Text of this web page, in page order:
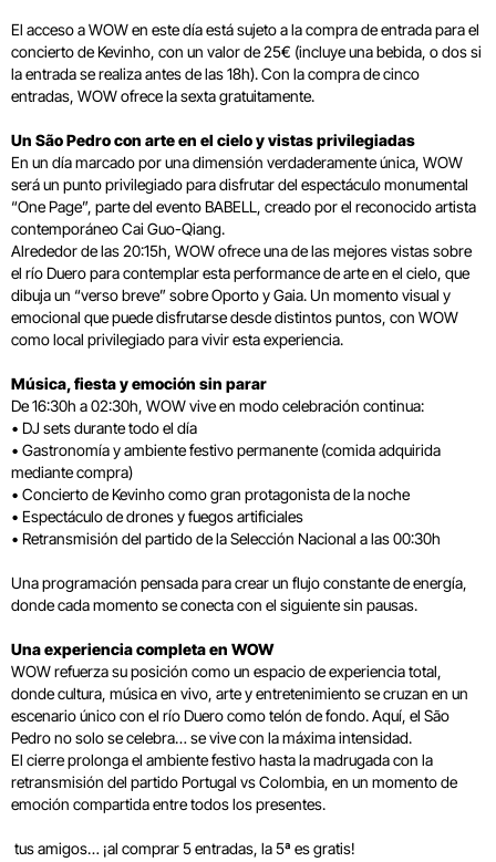
El acceso a WOW en este día está sujeto a la compra de entrada para el
concierto de Kevinho, con un valor de 25€ (incluye una bebida, o dos si
la entrada se realiza antes de las 18h). Con la compra de cinco
entradas, WOW ofrece la sexta gratuitamente.
Un São Pedro con arte en el cielo y vistas privilegiadas
En un día marcado por una dimensión verdaderamente única, WOW
será un punto privilegiado para disfrutar del espectáculo monumental
“One Page”, parte del evento BABELL, creado por el reconocido artista
contemporáneo Cai Guo-Qiang.
Alrededor de las 20:15h, WOW ofrece una de las mejores vistas sobre
el río Duero para contemplar esta performance de arte en el cielo, que
dibuja un “verso breve” sobre Oporto y Gaia. Un momento visual y
emocional que puede disfrutarse desde distintos puntos, con WOW
como local privilegiado para vivir esta experiencia.
Música, fiesta y emoción sin parar
De 16:30h a 02:30h, WOW vive en modo celebración continua:
• DJ sets durante todo el día
• Gastronomía y ambiente festivo permanente (comida adquirida
mediante compra)
• Concierto de Kevinho como gran protagonista de la noche
• Espectáculo de drones y fuegos artificiales
• Retransmisión del partido de la Selección Nacional a las 00:30h
Una programación pensada para crear un flujo constante de energía,
donde cada momento se conecta con el siguiente sin pausas.
Una experiencia completa en WOW
WOW refuerza su posición como un espacio de experiencia total,
donde cultura, música en vivo, arte y entretenimiento se cruzan en un
escenario único con el río Duero como telón de fondo. Aquí, el São
Pedro no solo se celebra… se vive con la máxima intensidad.
El cierre prolonga el ambiente festivo hasta la madrugada con la
retransmisión del partido Portugal vs Colombia, en un momento de
emoción compartida entre todos los presentes.
tus amigos… ¡al comprar 5 entradas, la 5ª es gratis!